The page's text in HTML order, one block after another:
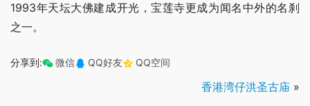
1993年天坛大佛建成开光，宝莲寺更成为闻名中外的名刹
之一。
分享到: 微信 QQ好友 QQ空间
香港湾仔洪圣古庙 »